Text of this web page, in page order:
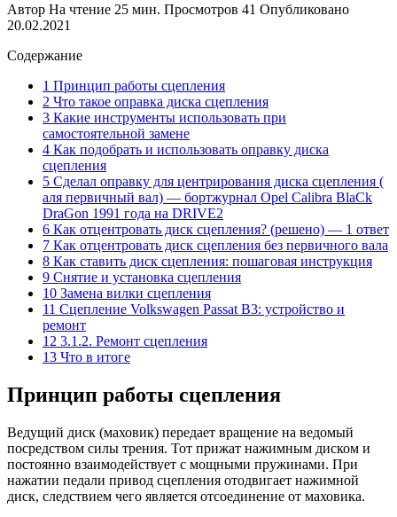
Автор На чтение 25 мин. Просмотров 41 Опубликовано
20.02.2021
Содержание
1 Принцип работы сцепления
2 Что такое оправка диска сцепления
3 Какие инструменты использовать при
самостоятельной замене
4 Как подобрать и использовать оправку диска
сцепления
5 Сделал оправку для центрирования диска сцепления (
аля первичный вал) — бортжурнал Opel Calibra BlaCk
DraGon 1991 года на DRIVE2
6 Как отцентровать диск сцепления? (решено) — 1 ответ
7 Как отцентровать диск сцепления без первичного вала
8 Как ставить диск сцепления: пошаговая инструкция
9 Снятие и установка сцепления
10 Замена вилки сцепления
11 Сцепление Volkswagen Passat B3: устройство и
ремонт
12 3.1.2. Ремонт сцепления
13 Что в итоге
Принцип работы сцепления
Ведущий диск (маховик) передает вращение на ведомый
посредством силы трения. Тот прижат нажимным диском и
постоянно взаимодействует с мощными пружинами. При
нажатии педали привод сцепления отодвигает нажимной
диск, следствием чего является отсоединение от маховика.